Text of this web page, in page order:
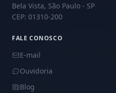
Bela Vista, São Paulo - SP
CEP: 01310-200
FALE CONOSCO
E-mail
Ouvidoria
Blog